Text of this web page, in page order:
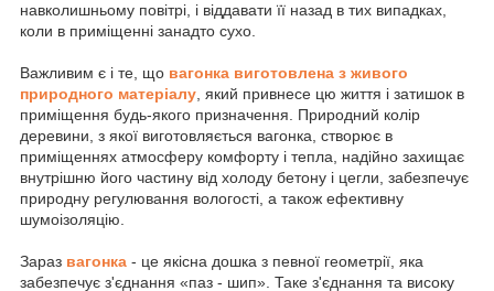
навколишньому повітрі, і віддавати її назад в тих випадках,
коли в приміщенні занадто сухо.
Важливим є і те, що вагонка виготовлена з живого
природного матеріалу , який привнесе цю життя і затишок в
приміщення будь-якого призначення. Природний колір
деревини, з якої виготовляється вагонка, створює в
приміщеннях атмосферу комфорту і тепла, надійно захищає
внутрішню його частину від холоду бетону і цегли, забезпечує
природну регулювання вологості, а також ефективну
шумоізоляцію.
Зараз вагонка - це якісна дошка з певної геометрії, яка
забезпечує з'єднання «паз - шип». Таке з'єднання та високу